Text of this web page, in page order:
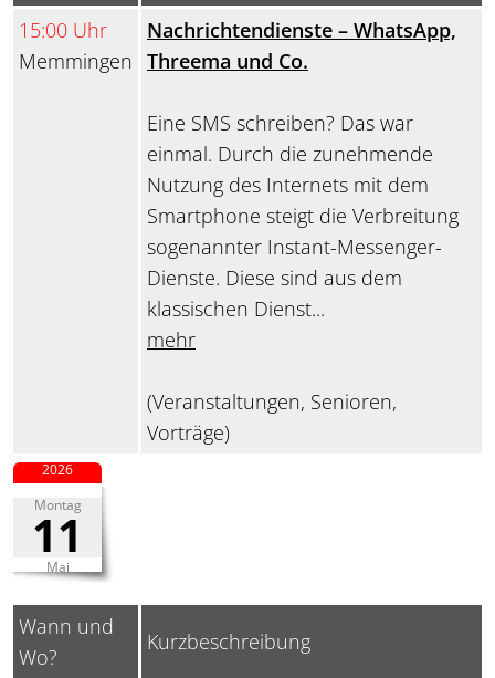
15:00 Uhr
Memmingen
Nachrichtendienste – WhatsApp,
Threema und Co.
Eine SMS schreiben? Das war
einmal. Durch die zunehmende
Nutzung des Internets mit dem
Smartphone steigt die Verbreitung
sogenannter Instant-Messenger-
Dienste. Diese sind aus dem
klassischen Dienst...
mehr
(Veranstaltungen, Senioren,
Vorträge)
Montag
11
Mai
2026
Wann und
Wo?
Kurzbeschreibung